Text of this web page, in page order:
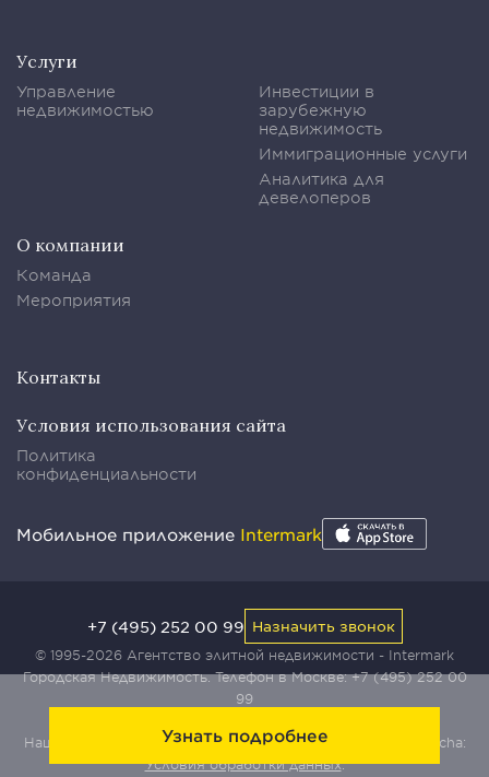
Узнать подробнее
Услуги
Управление
недвижимостью
Инвестиции в
зарубежную
недвижимость
Иммиграционные услуги
Аналитика для
девелоперов
О компании
Команда
Мероприятия
Контакты
Условия использования сайта
Политика
конфиденциальности
Мобильное приложение Intermark
© 1995-2026 Агентство элитной недвижимости - Intermark
Городская Недвижимость. Телефон в Москве:+7 (495) 252 00
99
Наш сайт защищен с помощью сервиса Yandex SmartCaptcha:
Условия обработки данных.
+7 (495) 252 00 99 Назначить звонок